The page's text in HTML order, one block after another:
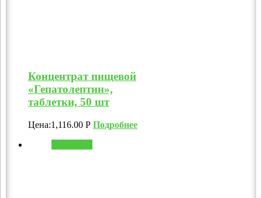
Концентрат пищевой
«Гепатолептин»,
таблетки, 50 шт
Цена:1,116.00 Р Подробнее